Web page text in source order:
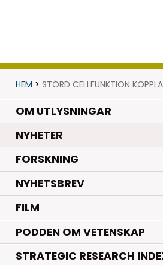
HEM > STÖRD CELLFUNKTION
OM UTLYSNINGAR
NYHETER.
FORSKNING.
NYHETSBREV
FILM
PODDEN OM VETENSKAP
STRATEGIC RESEARCH